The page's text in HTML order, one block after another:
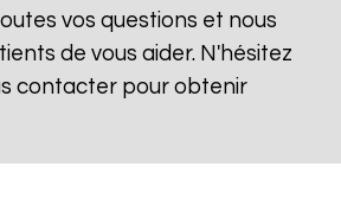
vos questions et nous
de vous aider. N'hésitez
contacter pour obtenir